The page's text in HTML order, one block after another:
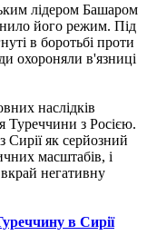
лідером Башаром
його режим. Під
в боротьбі проти
охороняли в'язниці
наслідків
Туреччини з Росією.
Сирії як серйозний
масштабів, і
негативну
в Сирії